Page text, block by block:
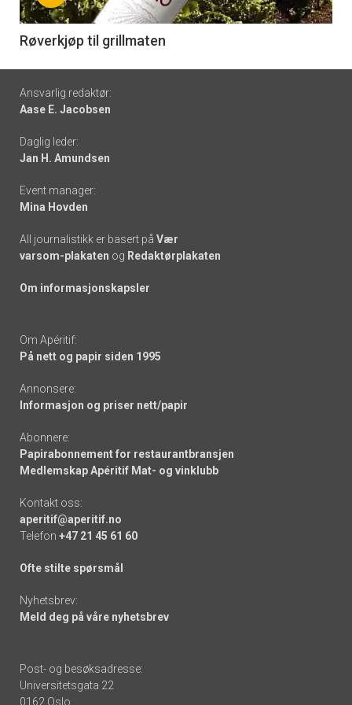
-
6
Røverkjøp til grillmaten
Footer
-
links
Ansvarlig redaktør:
Aase E. Jacobsen
Daglig leder:
Jan H. Amundsen
Event manager:
Mina Hovden
All journalistikk er basert på Vær
varsom-plakaten og Redaktørplakaten
Om informasjonskapsler
Om Apéritif:
På nett og papir siden 1995
Annonsere:
Informasjon og priser nett/papir
Abonnere:
Papirabonnement for restaurantbransjen
Medlemskap Apéritif Mat- og vinklubb
Kontakt oss:
aperitif@aperitif.no
Telefon +47 21 45 61 60
Ofte stilte spørsmål
Nyhetsbrev:
Meld deg på våre nyhetsbrev
Post- og besøksadresse:
Universitetsgata 22
0162 Oslo